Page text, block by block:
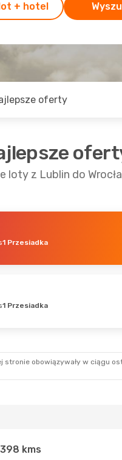
+ hotel
oferty
loty z Lublin do
1
LUZ-
1 Przesiadka
1 Przesiadka
stronie obowiązywały w ciągu
398 kms